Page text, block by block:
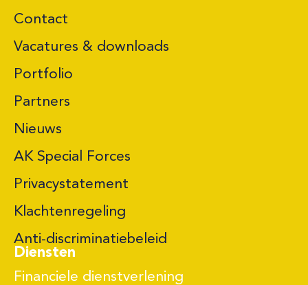
Contact
Vacatures & downloads
Portfolio
Partners
Nieuws
AK Special Forces
Privacystatement
Klachtenregeling
Anti-discriminatiebeleid
Diensten
Financiele dienstverlening